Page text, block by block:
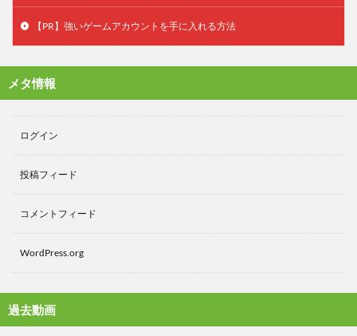
【PR】強いゲームアカウントを手に入れる方法
メタ情報
ログイン
投稿フィード
コメントフィード
WordPress.org
過去動画